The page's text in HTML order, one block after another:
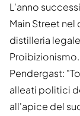
L'anno
Main Street
distilleria
Pendergast:
alleati politici
all'apice del